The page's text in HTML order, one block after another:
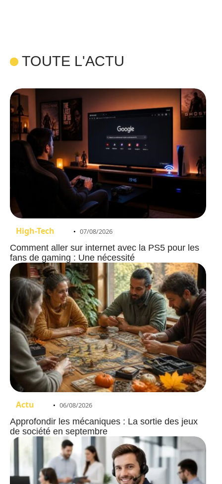
TOUTE L'ACTU
High-Tech 07/08/2026
Comment aller sur internet avec la PS5 pour les
fans de gaming : Une nécessité
Actu 06/08/2026
Approfondir les mécaniques : La sortie des jeux
de société en septembre